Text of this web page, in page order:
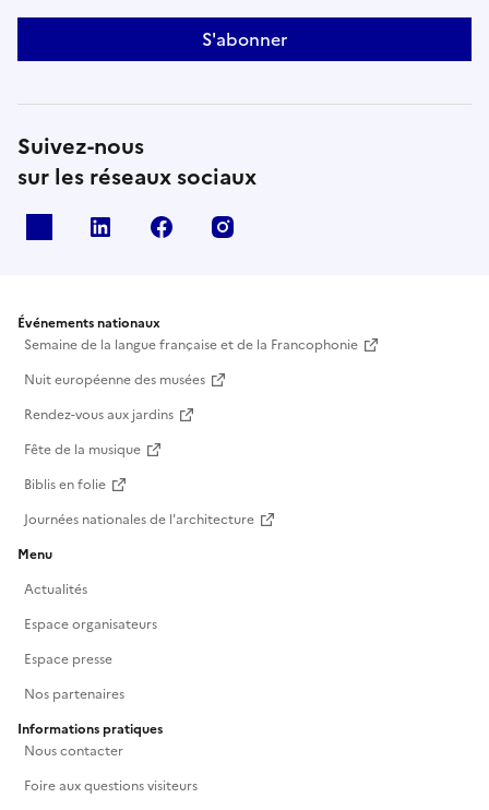
S'abonner
Suivez-nous
sur les réseaux sociaux
Linkedin Facebook
Événements nationaux
Semaine de la langue française et de la Francophonie
Nuit européenne des musées
Rendez-vous aux jardins
Fête de la musique
Biblis en folie
Journées nationales de l'architecture
Menu
Actualités
Espace organisateurs
Espace presse
Nos partenaires
Informations pratiques
Nous contacter
Foire aux questions visiteurs